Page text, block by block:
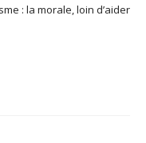
: la morale, loin d’aider